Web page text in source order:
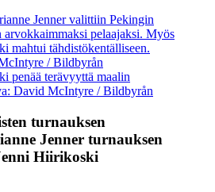
penää terävyyttä maalin
David McIntyre / Bildbyrån
turnauksen
Jenner turnauksen
Hiirikoski